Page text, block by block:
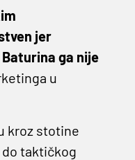
jer
ga nije
u
kroz stotine
taktičkog